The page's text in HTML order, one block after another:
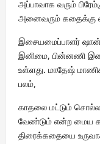
அப்பாவாக வரும்
அனைவரும் கதைக்கு
இசையமைப்பாளர் ஷான்
இனிமை, பின்னணி
உள்ளது. மாதேஷ்
பலம்,
காதலை மட்டும்
வேண்டும் என்ற மைய
திரைக்கதையை